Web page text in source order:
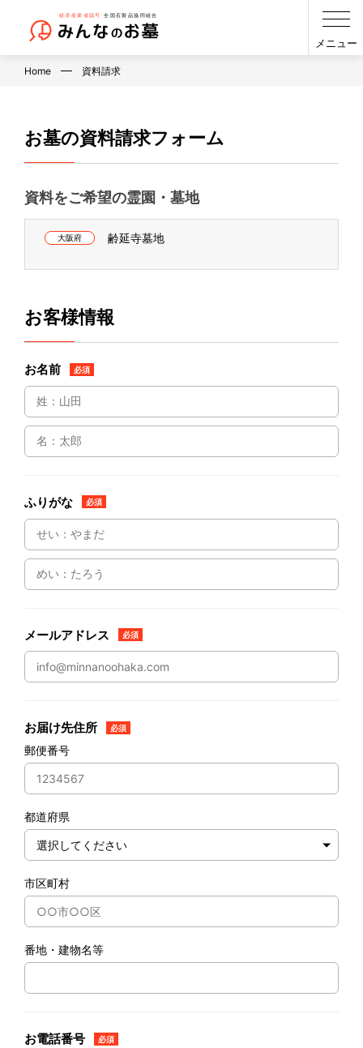
メニュー
Home 資料請求
お墓の資料請求フォーム
資料をご希望の霊園・墓地
大阪府 齢延寺墓地
お客様情報
お名前 必須
ふりがな 必須
メールアドレス 必須
お届け先住所 必須
郵便番号
都道府県
市区町村
番地・建物名等
お電話番号 必須